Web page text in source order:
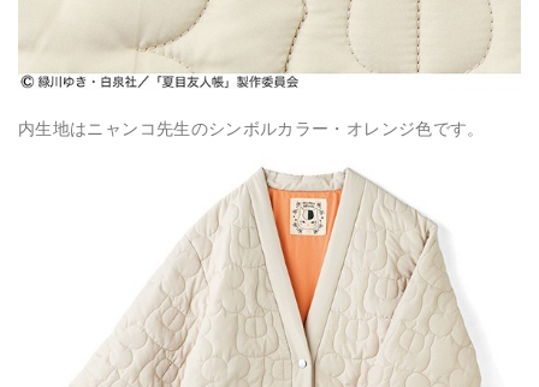
内生地はニャンコ先生のシンボルカラー・オレンジ色です。